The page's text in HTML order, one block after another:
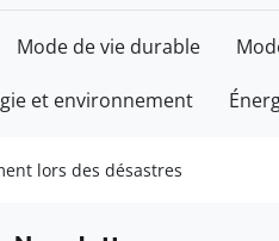
Mode de vie durable
et environnement
lors des désastres